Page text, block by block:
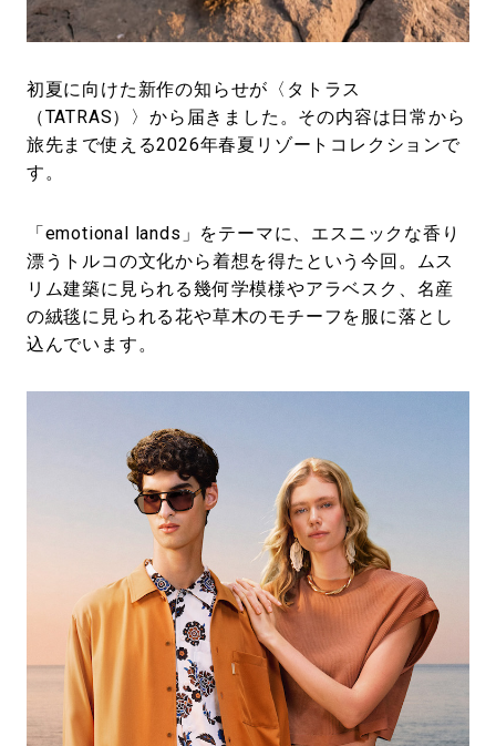
初夏に向けた新作の知らせが〈タトラス
（TATRAS）〉から届きました。その内容は日常から
旅先まで使える2026年春夏リゾートコレクションで
す。
「emotional lands」をテーマに、エスニックな香り
漂うトルコの文化から着想を得たという今回。ムス
リム建築に見られる幾何学模様やアラベスク、名産
の絨毯に見られる花や草木のモチーフを服に落とし
込んでいます。